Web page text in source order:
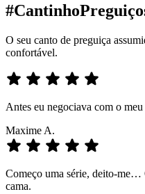
O seu canto de preguiça
confortável.
Antes eu negociava com o
Maxime A.
Começo uma série, deito-me…
cama.